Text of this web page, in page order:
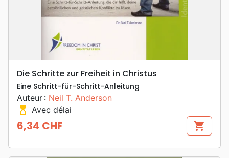
Die Schritte zur Freiheit in Christus
Eine Schritt-für-Schritt-Anleitung
Auteur : Neil T. Anderson
hourglass_top Avec délai
Prix
6,34 CHF shopping_cart